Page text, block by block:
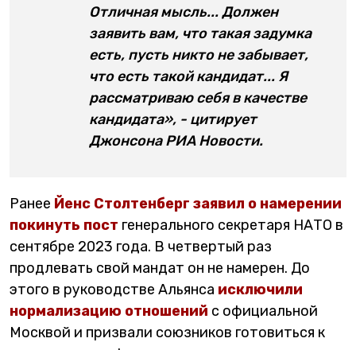
Отличная мысль... Должен
заявить вам, что такая задумка
есть, пусть никто не забывает,
что есть такой кандидат... Я
рассматриваю себя в качестве
кандидата», - цитирует
Джонсона РИА Новости.
Ранее Йенс Столтенберг заявил о намерении
покинуть пост генерального секретаря НАТО в
сентябре 2023 года. В четвертый раз
продлевать свой мандат он не намерен. До
этого в руководстве Альянса исключили
нормализацию отношений с официальной
Москвой и призвали союзников готовиться к